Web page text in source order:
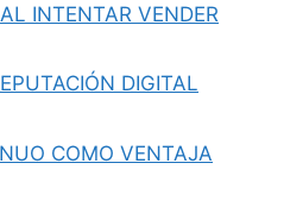
INTENTAR VENDER
DIGITAL
COMO VENTAJA